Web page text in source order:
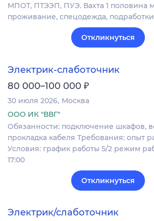
МПОТ, ПТЭЭП, ПУЭ. Вахта 1 половина
проживание, спецодежда,
Откликнуться
Электрик-слаботочник
80 000–100 000 ₽
30 июля 2026 Москва
ООО ИК "ВВГ"
Обязанности: подключение шкафов,
прокладка кабеля Требования: опыт
Условия: график работы 5/2 режим
17:00
Откликнуться
Электрик/слаботочник